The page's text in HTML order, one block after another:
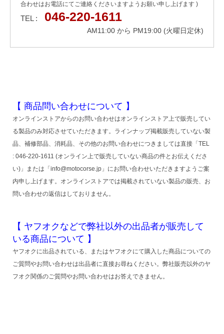
合わせはお電話にてご連絡くださいますようお願い申し上げます )
TEL : 046-220-1611
AM11:00 から PM19:00 (火曜日定休)
【 商品問い合わせについて 】
オンラインストアからのお問い合わせはオンラインストア上で販売してい
る製品のみ対応させていただきます。ラインナップ掲載販売していない製
品、補修部品、消耗品、その他のお問い合わせにつきましては直接「TEL
: 046-220-1611 (オンライン上で販売していない商品の件とお伝えくださ
い)」または「info@motocorse.jp」にお問い合わせいただきますようご案
内申し上げます。オンラインストアでは掲載されていない製品の販売、お
問い合わせの返信はしておりません。
【 ヤフオクなどで弊社以外の出品者が販売して
いる商品について 】
ヤフオクに出品されている、またはヤフオクにて購入した商品についての
ご質問やお問い合わせは出品者に直接お尋ねください。弊社販売以外のヤ
フオク関係のご質問やお問い合わせはお答えできません。